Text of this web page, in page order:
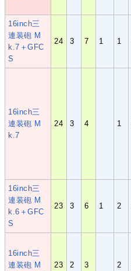
16inch三
連装砲 M
k.7＋GFC
S
24 3 7 1 1
16inch三
連装砲 M
k.7
24 3 4 1
16inch三
連装砲 M
k.6＋GFC
S
23 3 6 1 2
16inch三
連装砲 M
23 2 3 2